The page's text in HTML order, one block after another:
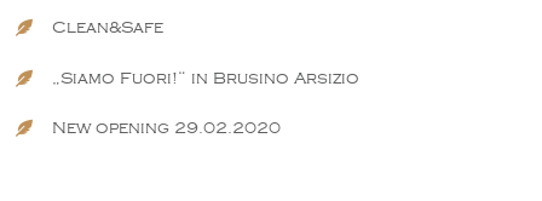
Clean&Safe
„Siamo Fuori!“ in Brusino Arsizio
New opening 29.02.2020